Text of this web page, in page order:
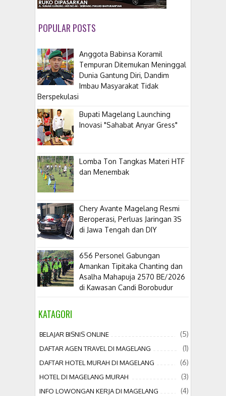
POPULAR POSTS
Anggota Babinsa Koramil
Tempuran Ditemukan Meninggal
Dunia Gantung Diri, Dandim
Imbau Masyarakat Tidak
Berspekulasi
Bupati Magelang Launching
Inovasi "Sahabat Anyar Gress"
Lomba Ton Tangkas Materi HTF
dan Menembak
​Chery Avante Magelang Resmi
Beroperasi, Perluas Jaringan 3S
di Jawa Tengah dan DIY
656 Personel Gabungan
Amankan Tipitaka Chanting dan
Asalha Mahapuja 2570 BE/2026
di Kawasan Candi Borobudur
KATAGORI
BELAJAR BISNIS ONLINE (5)
DAFTAR AGEN TRAVEL DI MAGELANG (1)
DAFTAR HOTEL MURAH DI MAGELANG (6)
HOTEL DI MAGELANG MURAH (3)
INFO LOWONGAN KERJA DI MAGELANG (4)